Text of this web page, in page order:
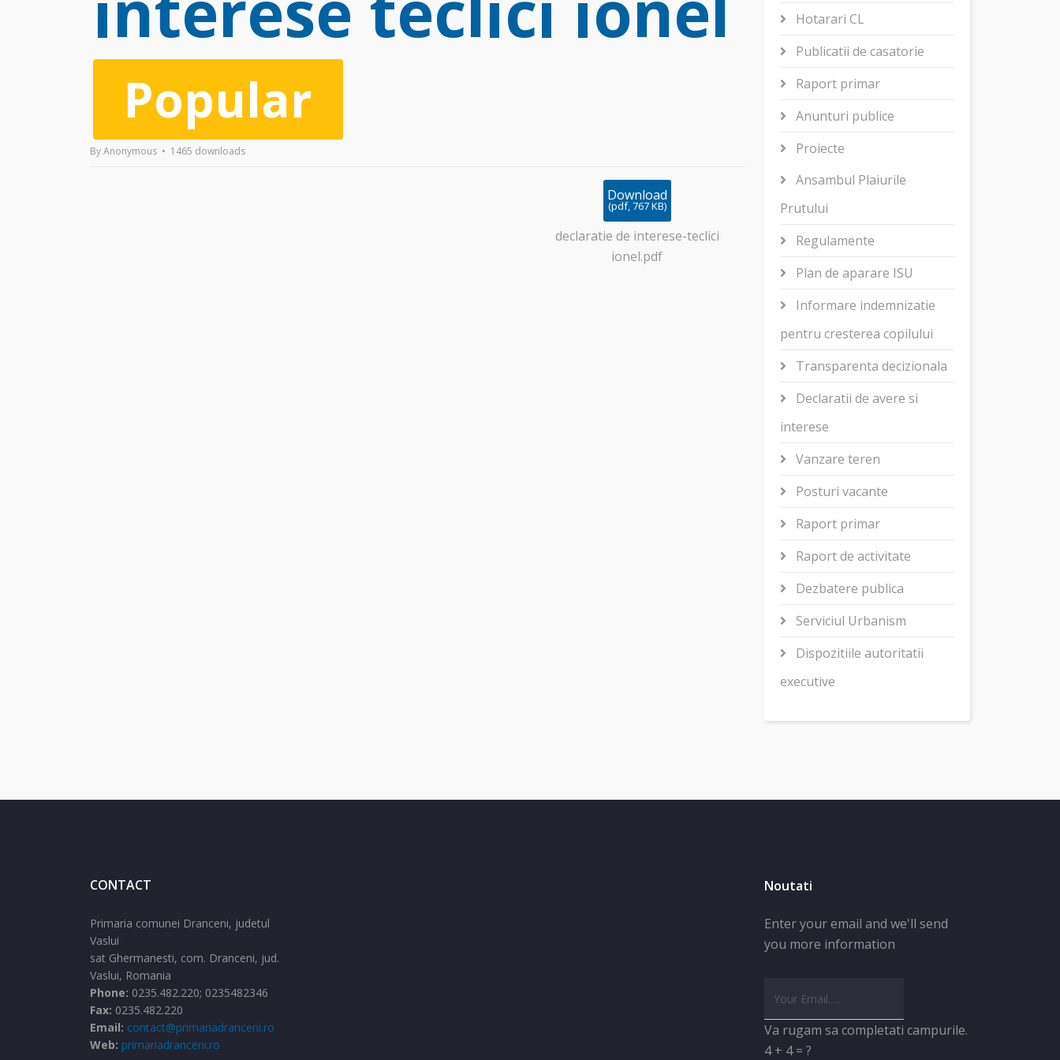
f
Popular
ByAnonymous 1465 downloads
Download
(pdf,767 KB)
declaratie de interese-teclici
ionel.pdf
Hotarari CL
Publicatii de casatorie
Raport primar
Anunturi publice
Proiecte
Ansambul Plaiurile
Prutului
Regulamente
Plan de aparare ISU
Informare indemnizatie
pentru cresterea copilului
Transparenta decizionala
Declaratii de avere si
interese
Vanzare teren
Posturi vacante
Raport primar
Raport de activitate
Dezbatere publica
Serviciul Urbanism
Dispozitiile autoritatii
executive
CONTACT
Primaria comunei Dranceni, judetul
Vaslui
sat Ghermanesti, com. Dranceni, jud.
Vaslui, Romania
Phone: 0235.482.220; 0235482346
Fax: 0235.482.220
Email: contact@primariadranceni.ro
Web: primariadranceni.ro
Noutati
Enter your email and we'll send
you more information
Va rugam sa completati campurile.
4 + 4 = ?